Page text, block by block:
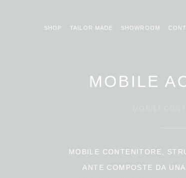
SHOP TAILOR MADE SHOWROOM
MOBILE
MOBILE CONTENITORE,
ANTE COMPOSTE DA